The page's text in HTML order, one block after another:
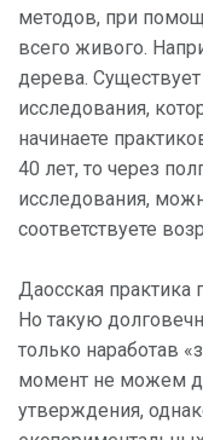
методов, при
всего живого.
дерева. Существует
исследования,
начинаете
40 лет, то через
исследования,
соответствуете
Даосская практика
Но такую
только наработав
момент не можем
утверждения,